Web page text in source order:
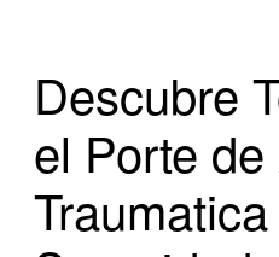
Descubre
el Porte